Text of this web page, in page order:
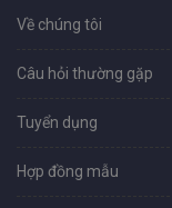
Về chúng tôi
Câu hỏi thường gặp
Tuyển dụng
Hợp đồng mẫu